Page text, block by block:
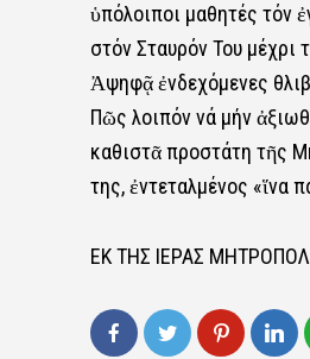
ὑπόλοιποι μαθητές τόν
στόν Σταυρόν Του μέχρι
Ἀψηφᾷ ἐνδεχόμενες
Πῶς λοιπόν νά μήν
καθιστᾶ προστάτη τῆς
της, ἐντεταλμένος «ἵνα
ΕΚ ΤΗΣ ΙΕΡΑΣ